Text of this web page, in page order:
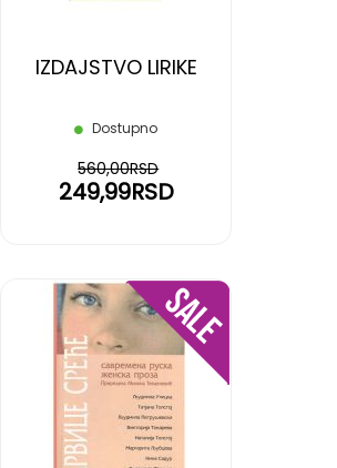
IZDAJSTVO LIRIKE
Dostupno
249,99RSD
560,00RSD
DODAJ
NA